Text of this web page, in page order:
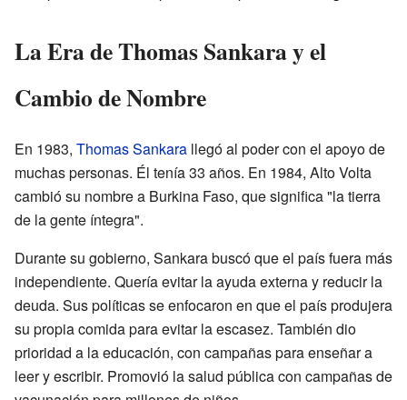
La Era de Thomas Sankara y el
Cambio de Nombre
En 1983, Thomas Sankara llegó al poder con el apoyo de
muchas personas. Él tenía 33 años. En 1984, Alto Volta
cambió su nombre a Burkina Faso, que significa "la tierra
de la gente íntegra".
Durante su gobierno, Sankara buscó que el país fuera más
independiente. Quería evitar la ayuda externa y reducir la
deuda. Sus políticas se enfocaron en que el país produjera
su propia comida para evitar la escasez. También dio
prioridad a la educación, con campañas para enseñar a
leer y escribir. Promovió la salud pública con campañas de